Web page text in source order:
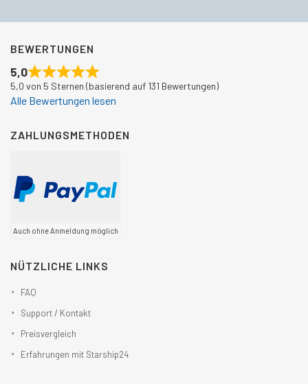
BEWERTUNGEN
5,0
5,0 von 5 Sternen (basierend auf 131 Bewertungen)
Alle Bewertungen lesen
ZAHLUNGSMETHODEN
Auch ohne Anmeldung möglich
NÜTZLICHE LINKS
FAQ
Support / Kontakt
Preisvergleich
Erfahrungen mit Starship24